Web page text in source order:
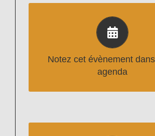
Notez cet évènement
agenda
Cliquer ci-dessous pour
Productronica dans votre